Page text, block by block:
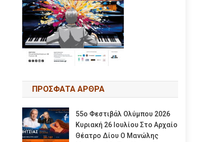
ΠΡΟΣΦΑΤΑ ΑΡΘΡΑ
55ο Φεστιβάλ Ολύμπου 2026
Κυριακή 26 Ιουλίου Στο Αρχαίο
Θέατρο Δίου Ο Μανώλης